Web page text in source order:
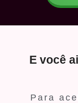
E você
Para